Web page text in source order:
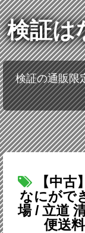
検証は
検証の通販限
【中古
なにがで
場 / 立道
便送